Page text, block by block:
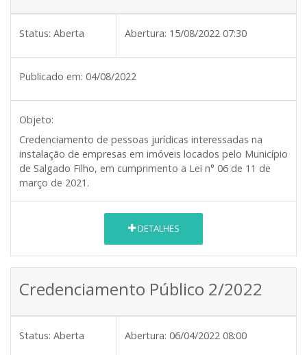
Status: Aberta Abertura: 15/08/2022 07:30
Publicado em: 04/08/2022
Objeto:
Credenciamento de pessoas jurídicas interessadas na
instalação de empresas em imóveis locados pelo Município
de Salgado Filho, em cumprimento a Lei n° 06 de 11 de
março de 2021.
DETALHES
Credenciamento Público 2/2022
Status: Aberta Abertura: 06/04/2022 08:00